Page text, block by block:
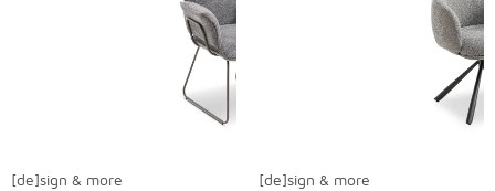
[de]sign & more
[de]sign & more